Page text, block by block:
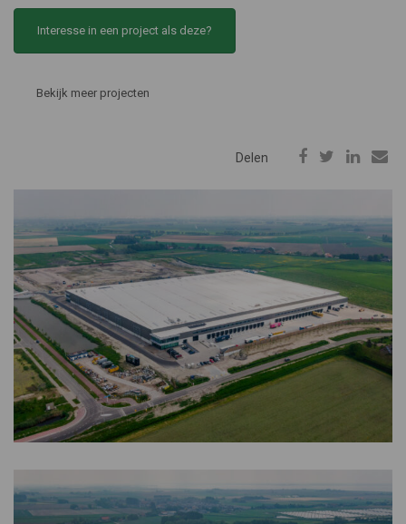
Interesse in een project als deze?
Bekijk meer projecten
Delen